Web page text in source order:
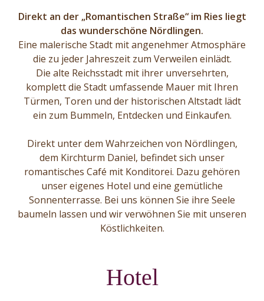
Direkt an der „Romantischen Straße“ im Ries liegt
das wunderschöne Nördlingen.
Eine malerische Stadt mit angenehmer Atmosphäre
die zu jeder Jahreszeit zum Verweilen einlädt.
Die alte Reichsstadt mit ihrer unversehrten,
komplett die Stadt umfassende Mauer mit Ihren
Türmen, Toren und der historischen Altstadt lädt
ein zum Bummeln, Entdecken und Einkaufen.
Direkt unter dem Wahrzeichen von Nördlingen,
dem Kirchturm Daniel, befindet sich unser
romantisches Café mit Konditorei. Dazu gehören
unser eigenes Hotel und eine gemütliche
Sonnenterrasse. Bei uns können Sie ihre Seele
baumeln lassen und wir verwöhnen Sie mit unseren
Köstlichkeiten.
Hotel